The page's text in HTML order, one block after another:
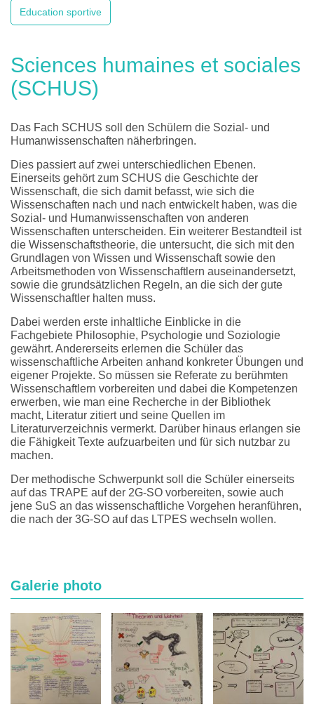
Education sportive
Sciences humaines et sociales
(SCHUS)
Das Fach SCHUS soll den Schülern die Sozial- und
Humanwissenschaften näherbringen.
Dies passiert auf zwei unterschiedlichen Ebenen.
Einerseits gehört zum SCHUS die Geschichte der
Wissenschaft, die sich damit befasst, wie sich die
Wissenschaften nach und nach entwickelt haben, was die
Sozial- und Humanwissenschaften von anderen
Wissenschaften unterscheiden. Ein weiterer Bestandteil ist
die Wissenschaftstheorie, die untersucht, die sich mit den
Grundlagen von Wissen und Wissenschaft sowie den
Arbeitsmethoden von Wissenschaftlern auseinandersetzt,
sowie die grundsätzlichen Regeln, an die sich der gute
Wissenschaftler halten muss.
Dabei werden erste inhaltliche Einblicke in die
Fachgebiete Philosophie, Psychologie und Soziologie
gewährt. Andererseits erlernen die Schüler das
wissenschaftliche Arbeiten anhand konkreter Übungen und
eigener Projekte. So müssen sie Referate zu berühmten
Wissenschaftlern vorbereiten und dabei die Kompetenzen
erwerben, wie man eine Recherche in der Bibliothek
macht, Literatur zitiert und seine Quellen im
Literaturverzeichnis vermerkt. Darüber hinaus erlangen sie
die Fähigkeit Texte aufzuarbeiten und für sich nutzbar zu
machen.
Der methodische Schwerpunkt soll die Schüler einerseits
auf das TRAPE auf der 2G-SO vorbereiten, sowie auch
jene SuS an das wissenschaftliche Vorgehen heranführen,
die nach der 3G-SO auf das LTPES wechseln wollen.
Galerie photo